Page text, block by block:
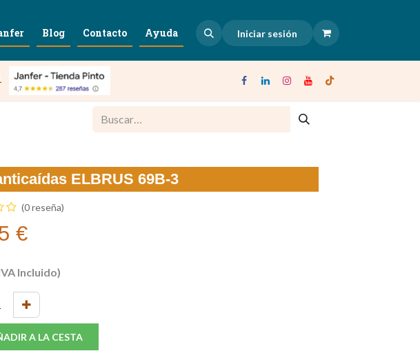
Blog Contacto Ayuda Iniciar sesión
ELBRUS 69B-3
(0 reseña)
€
Incluido)
A LA CESTA